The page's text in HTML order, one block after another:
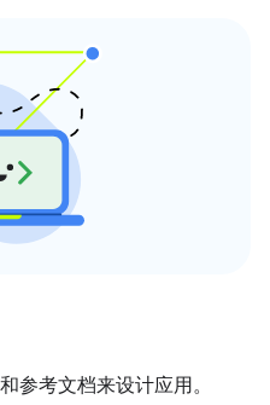
参考文档来设计应用。